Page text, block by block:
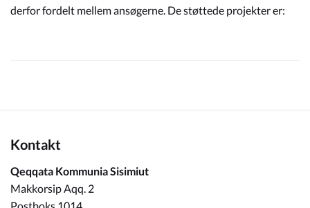
derfor fordelt mellem ansøgerne. De støttede projekter er:
Kontakt
Qeqqata Kommunia Sisimiut
Makkorsip Aqq. 2